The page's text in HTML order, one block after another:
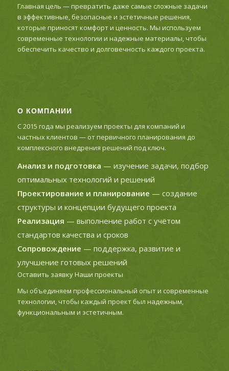
Главная цель — превратить даже самые сложные задачи
в эффективные, безопасные и эстетичные решения,
которые приносят комфорт и ценность. Мы используем
современные технологии и надежные материалы, чтобы
обеспечить качество и долговечность каждого проекта.
О КОМПАНИИ
С 2015 года мы реализуем проекты для компаний и
частных клиентов — от первичного планирования до
комплексного внедрения решений под ключ.
Анализ и подготовка — изучение задачи, подбор
оптимальных технологий и решений
Проектирование и планирование — создание
структуры и концепции будущего проекта
Реализация — выполнение работ с учётом
стандартов качества и сроков
Сопровождение — поддержка, развитие и
улучшение готовых решений
Оставить заявкуНаши проекты
Мы объединяем профессиональный опыт и современные
технологии, чтобы каждый проект был надежным,
функциональным и эстетичным.